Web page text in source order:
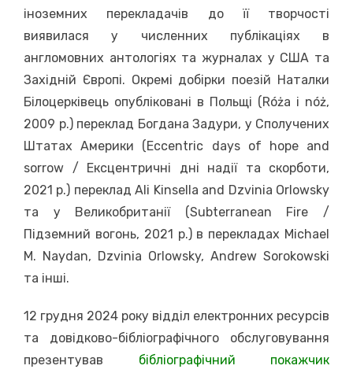
іноземних перекладачів до її творчості
виявилася у численних публікаціях в
англомовних антологіях та журналах у США та
Західній Європі. Окремі добірки поезій Наталки
Білоцерківець опубліковані в Польщі (Róża i nóż,
2009 р.) переклад Богдана Задури, у Сполучених
Штатах Америки (Eccentric days of hope and
sorrow / Ексцентричні дні надії та скорботи,
2021 р.) переклад Ali Kinsella and Dzvinia Orlowsky
та у Великобританії (Subterranean Fire /
Підземний вогонь, 2021 р.) в перекладах Michael
M. Naydan, Dzvinia Orlowsky, Andrew Sorokowski
та інші.
12 грудня 2024 року відділ електронних ресурсів
та довідково-бібліографічного обслуговування
презентував бібліографічний покажчик